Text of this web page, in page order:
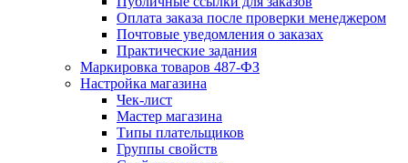
Оплата заказа после проверки менеджером
Почтовые уведомления о заказах
Практические задания
Маркировка товаров 487-ФЗ
Настройка магазина
Чек-лист
Мастер магазина
Типы плательщиков
Группы свойств